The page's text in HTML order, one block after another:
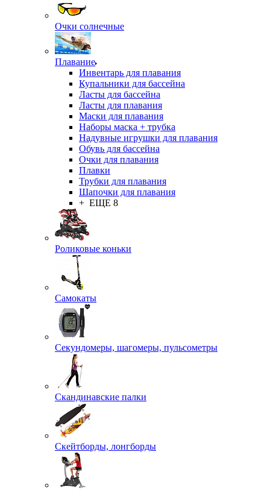
Очки солнечные
Плавание
Инвентарь для плавания
Купальники для бассейна
Ласты для бассейна
Ласты для плавания
Маски для плавания
Наборы маска + трубка
Надувные игрушки для плавания
Обувь для бассейна
Очки для плавания
Плавки
Трубки для плавания
Шапочки для плавания
+ ЕЩЕ 8
Роликовые коньки
Самокаты
Секундомеры, шагомеры, пульсометры
Скандинавские палки
Скейтборды, лонгборды